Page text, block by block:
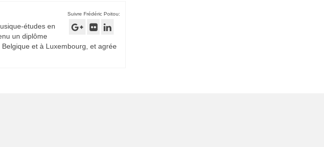
Suivre Frédéric Poitou:
études en
un diplôme
et à Luxembourg, et agrée